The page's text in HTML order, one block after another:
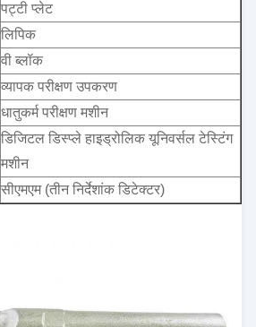
पट्टी प्लेट
लिपिक
वी ब्लॉक
व्यापक परीक्षण उपकरण
धातुकर्म परीक्षण मशीन
डिजिटल डिस्प्ले हाइड्रोलिक यूनिवर्सल टेस्टिंग
मशीन
सीएमएम (तीन निर्देशांक डिटेक्टर)